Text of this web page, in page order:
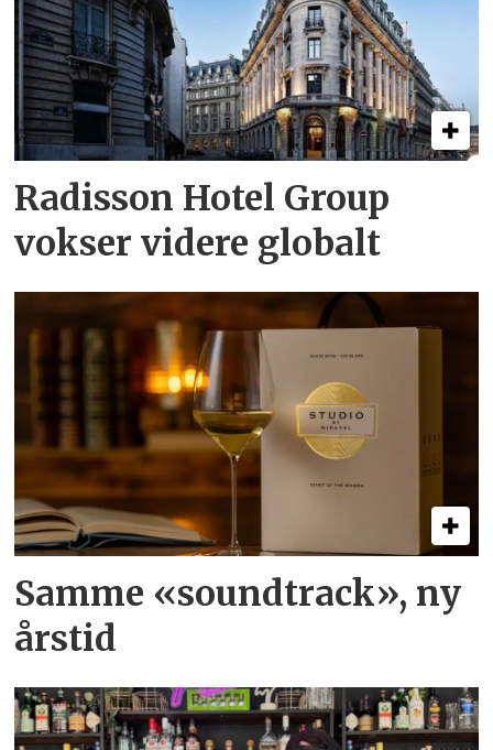
Radisson Hotel Group
vokser videre globalt
Samme «soundtrack», ny
årstid